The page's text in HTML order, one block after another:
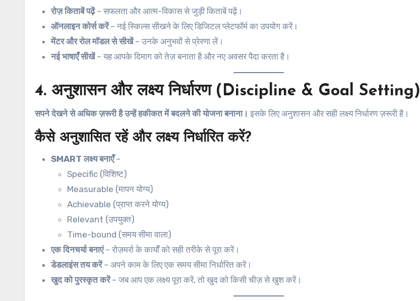
रोज़ किताबें पढ़ें– सफलता और आत्म-विकास से जुड़ी किताबें पढ़ें।
ऑनलाइन कोर्स करें– नई स्किल्स सीखने के लिए डिजिटल प्लेटफॉर्म का उपयोग करें।
मेंटर और रोल मॉडल से सीखें– उनके अनुभवों से प्रेरणा लें।
नई भाषाएँ सीखें– यह आपके दिमाग को तेज़ बनाता है और नए अवसर पैदा करता है।
4. अनुशासन और लक्ष्य निर्धारण (Discipline & Goal Setting)
सपने देखने से अधिक ज़रूरी है उन्हें हकीकत में बदलने की योजना बनाना। इसके लिए अनुशासन और सही लक्ष्य निर्धारण ज़रूरी है।
कैसे अनुशासित रहें और लक्ष्य निर्धारित करें?
SMART लक्ष्य बनाएँ–
Specific (विशिष्ट)
Measurable (मापन योग्य)
Achievable (प्राप्त करने योग्य)
Relevant (उपयुक्त)
Time-bound (समय सीमा वाला)
एक दिनचर्या बनाएं– रोज़मर्रा के कार्यों को सही तरीके से पूरा करें।
डेडलाइंस तय करें– अपने काम के लिए एक समय सीमा निर्धारित करें।
खुद को पुरस्कृत करें– जब आप एक लक्ष्य पूरा करें, तो खुद को किसी चीज़ से खुश करें।